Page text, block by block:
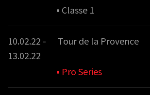
• Classe 1
10.02.22 -
13.02.22
Tour de la Provence
• Pro Series